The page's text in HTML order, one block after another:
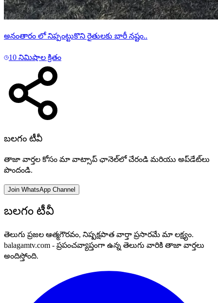
అనంతారం లో నిప్పంట్టుకొని రైతులకు భారీ నష్టం..
10 నిమిషాల క్రితం
బలగం టీవీ
తాజా వార్తల కోసం మా వాట్సాప్ ఛానెల్‌లో చేరండి మరియు అప్‌డేట్‌లు
పొందండి.
Join WhatsApp Channel
బలగం టీవీ
తెలుగు ప్రజల ఆత్మగౌరవం, నిష్పక్షపాత వార్తా ప్రసారమే మా లక్ష్యం.
balagamtv.com - ప్రపంచవ్యాప్తంగా ఉన్న తెలుగు వారికి తాజా వార్తలు
అందిస్తోంది.